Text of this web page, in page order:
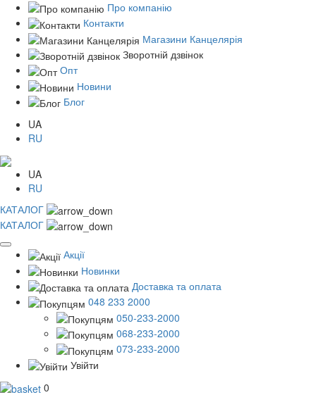
Про компанію
Контакти
Магазини Канцелярія
Зворотній дзвінок
Опт
Новини
Блог
UA
RU
UA
RU
КАТАЛОГ
КАТАЛОГ
Акції
Новинки
Доставка та оплата
048 233 2000
050-233-2000
068-233-2000
073-233-2000
Увійти
0